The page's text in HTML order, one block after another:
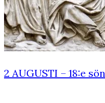
2 AUGUSTI – 18:e